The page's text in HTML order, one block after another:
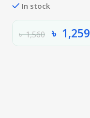
In stock
৳1,560 ৳ 1,259